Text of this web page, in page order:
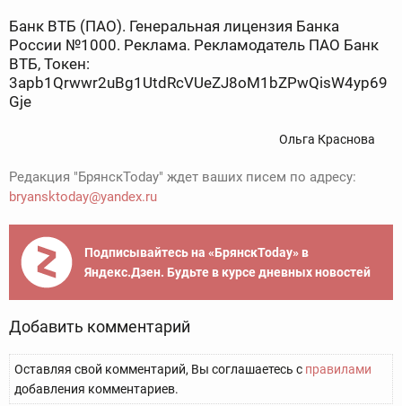
Банк ВТБ (ПАО). Генеральная лицензия Банка
России №1000. Реклама. Рекламодатель ПАО Банк
ВТБ, Токен:
3apb1Qrwwr2uBg1UtdRcVUeZJ8oM1bZPwQisW4yp69
Gje
Ольга Краснова
Редакция "БрянскToday" ждет ваших писем по адресу:
bryansktoday@yandex.ru
Подписывайтесь на «БрянскToday» в
Яндекс.Дзен. Будьте в курсе дневных новостей
Добавить комментарий
Оставляя свой комментарий, Вы соглашаетесь с правилами
добавления комментариев.